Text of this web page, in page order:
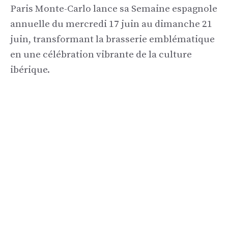
Paris Monte-Carlo lance sa Semaine espagnole
annuelle du mercredi 17 juin au dimanche 21
juin, transformant la brasserie emblématique
en une célébration vibrante de la culture
ibérique.